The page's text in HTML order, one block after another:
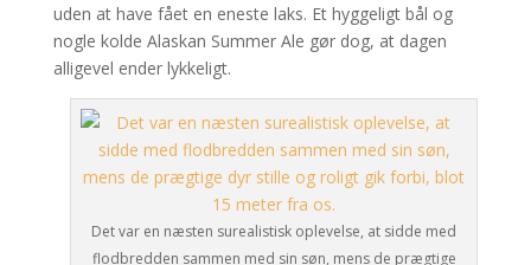
uden at have fået en eneste laks. Et hyggeligt bål og
nogle kolde Alaskan Summer Ale gør dog, at dagen
alligevel ender lykkeligt.
Det var en næsten surealistisk oplevelse, at sidde med
flodbredden sammen med sin søn, mens de prægtige